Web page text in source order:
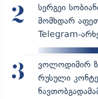
2
სერგეი
მომხდარ
Telegram-
3
ვოლოდიმირ
რუსული